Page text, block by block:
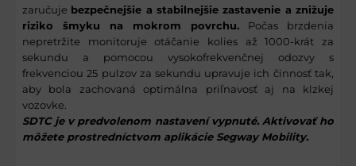
zaručuje bezpečnejšie a stabilnejšie zastavenie a znižuje
riziko šmyku na mokrom povrchu. Počas brzdenia
nepretržite monitoruje otáčanie kolies až 1000-krát za
sekundu a pomocou vysokofrekvenčnej odozvy s
frekvenciou 25 pulzov za sekundu upravuje ich činnosť tak,
aby bola zachovaná optimálna priľnavosť aj na klzkej
vozovke.
SDTC je v predvolenom nastavení vypnuté. Aktivovať ho
môžete prostredníctvom aplikácie Segway Mobility.